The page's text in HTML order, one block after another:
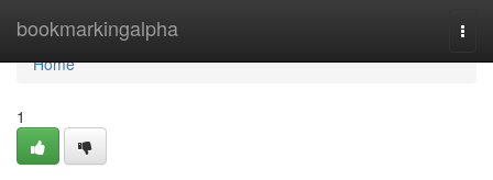
bookmarkingalpha
Home
Home
1